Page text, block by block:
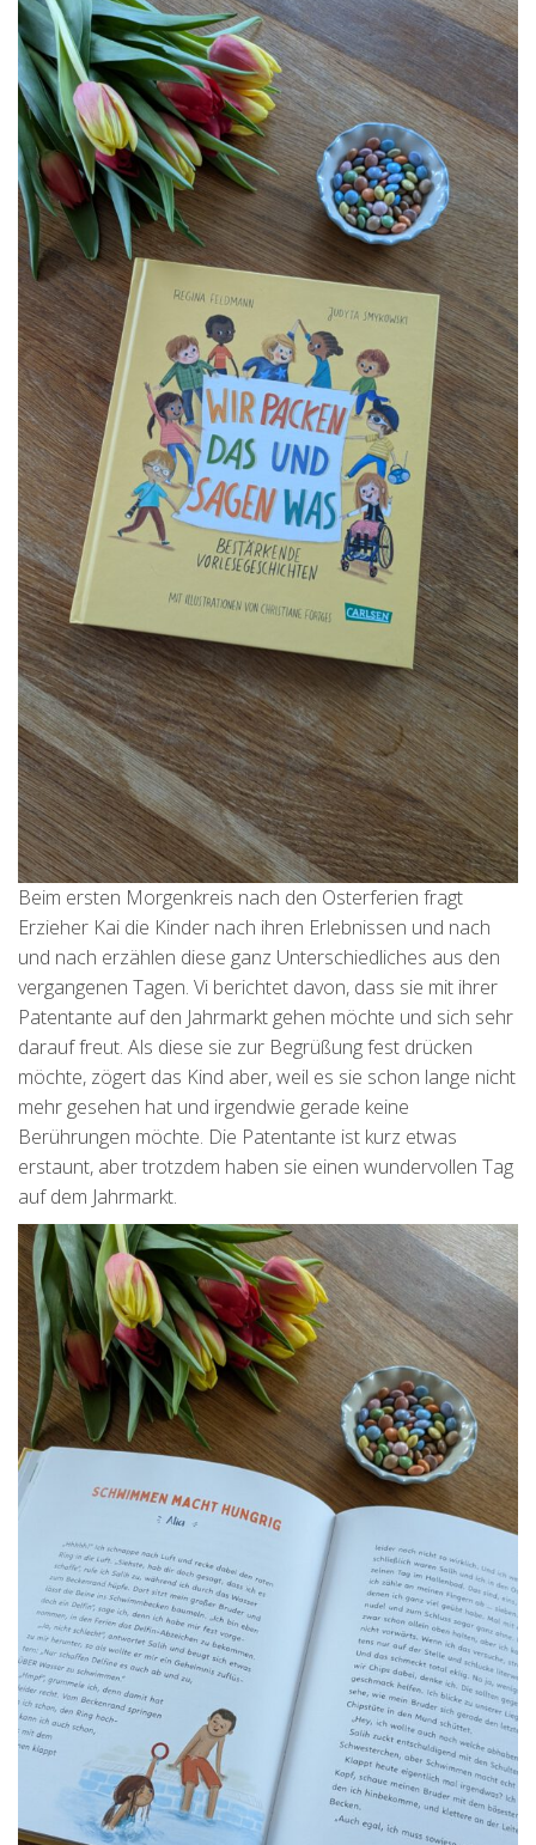
Beim ersten Morgenkreis nach den Osterferien fragt
Erzieher Kai die Kinder nach ihren Erlebnissen und nach
und nach erzählen diese ganz Unterschiedliches aus den
vergangenen Tagen. Vi berichtet davon, dass sie mit ihrer
Patentante auf den Jahrmarkt gehen möchte und sich sehr
darauf freut. Als diese sie zur Begrüßung fest drücken
möchte, zögert das Kind aber, weil es sie schon lange nicht
mehr gesehen hat und irgendwie gerade keine
Berührungen möchte. Die Patentante ist kurz etwas
erstaunt, aber trotzdem haben sie einen wundervollen Tag
auf dem Jahrmarkt.